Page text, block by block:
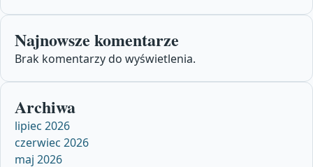
Najnowsze komentarze
Brak komentarzy do wyświetlenia.
Archiwa
lipiec 2026
czerwiec 2026
maj 2026